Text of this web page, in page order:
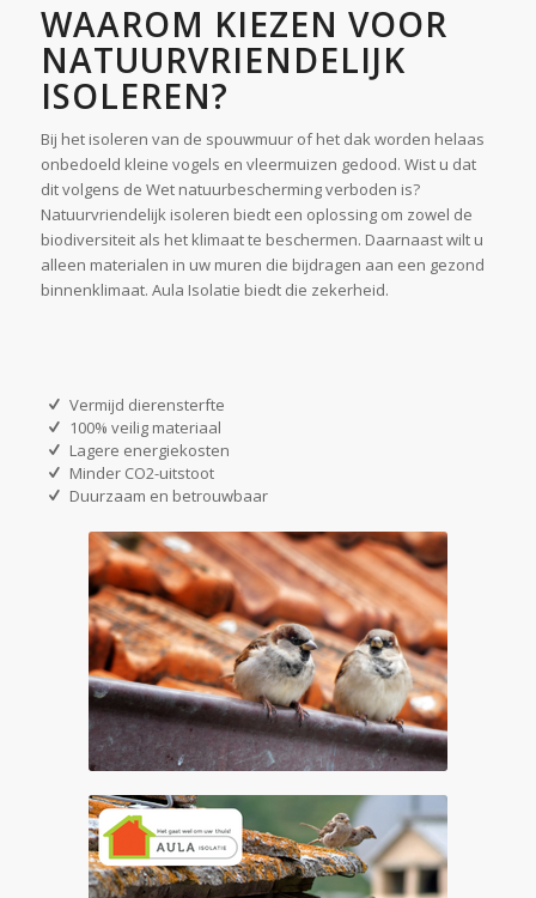
WAAROM KIEZEN VOOR
NATUURVRIENDELIJK
ISOLEREN?
Bij het isoleren van de spouwmuur of het dak worden helaas
onbedoeld kleine vogels en vleermuizen gedood. Wist u dat
dit volgens de Wet natuurbescherming verboden is?
Natuurvriendelijk isoleren biedt een oplossing om zowel de
biodiversiteit als het klimaat te beschermen. Daarnaast wilt u
alleen materialen in uw muren die bijdragen aan een gezond
binnenklimaat. Aula Isolatie biedt die zekerheid.
Vermijd dierensterfte
100% veilig materiaal
Lagere energiekosten
Minder CO2-uitstoot
Duurzaam en betrouwbaar